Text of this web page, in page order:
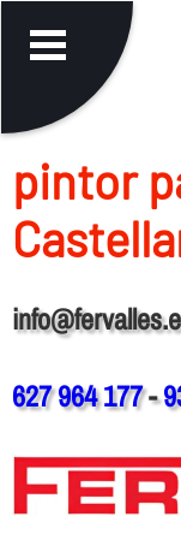
pintor
627 964 177-